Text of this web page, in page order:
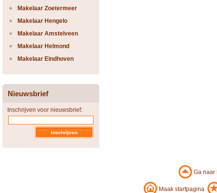
Makelaar Zoetermeer
Makelaar Hengelo
Makelaar Amstelveen
Makelaar Helmond
Makelaar Eindhoven
Nieuwsbrief
Inschrijven voor nieuwsbrief:
Ga
Maak startpagina